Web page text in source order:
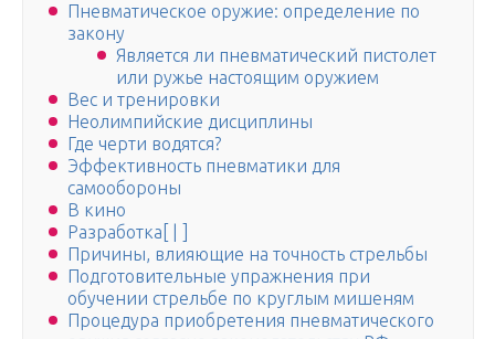
Пневматическое оружие: определение по
закону
Является ли пневматический пистолет
или ружье настоящим оружием
Вес и тренировки
Неолимпийские дисциплины
Где черти водятся?
Эффективность пневматики для
самообороны
В кино
Разработка[ | ]
Причины, влияющие на точность стрельбы
Подготовительные упражнения при
обучении стрельбе по круглым мишеням
Процедура приобретения пневматического